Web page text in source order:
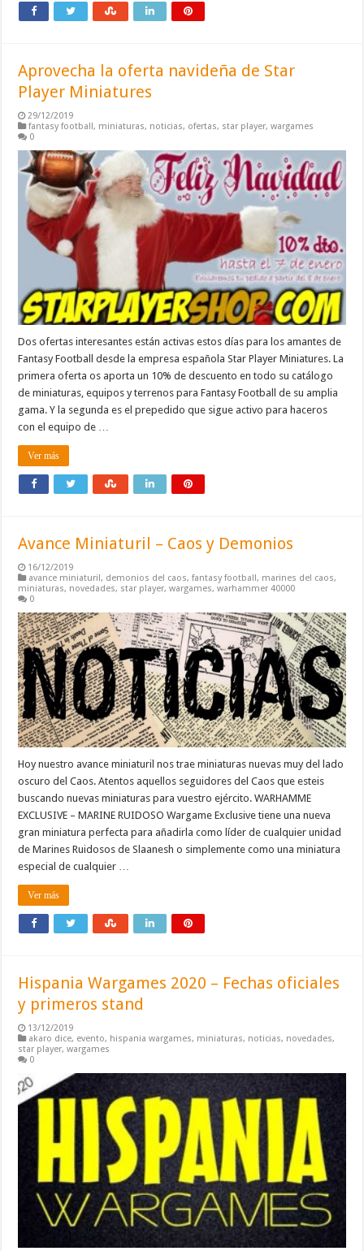
Aprovecha la oferta navideña de Star
Player Miniatures
29/12/2019
fantasy football, miniaturas, noticias, ofertas, star player,wargames
0
Dos ofertas interesantes están activas estos días para los amantes de
Fantasy Football desde la empresa española Star Player Miniatures. La
primera oferta os aporta un 10% de descuento en todo su catálogo
de miniaturas, equipos y terrenos para Fantasy Football de su amplia
gama. Y la segunda es el prepedido que sigue activo para haceros
con el equipo de …
Ver más
Avance Miniaturil – Caos y Demonios
16/12/2019
avance miniaturil, demonios del caos,fantasy football, marines del caos,
miniaturas, novedades, star player,wargames,warhammer 40000
0
Hoy nuestro avance miniaturil nos trae miniaturas nuevas muy del lado
oscuro del Caos. Atentos aquellos seguidores del Caos que esteis
buscando nuevas miniaturas para vuestro ejército. WARHAMME
EXCLUSIVE – MARINE RUIDOSO Wargame Exclusive tiene una nueva
gran miniatura perfecta para añadirla como líder de cualquier unidad
de Marines Ruidosos de Slaanesh o simplemente como una miniatura
especial de cualquier …
Ver más
Hispania Wargames 2020 – Fechas oficiales
y primeros stand
13/12/2019
akaro dice, evento, hispania wargames, miniaturas, noticias, novedades,
star player,wargames
0